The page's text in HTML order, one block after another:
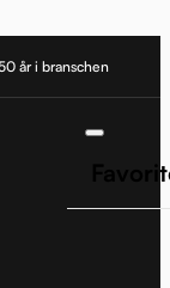
år i branschen